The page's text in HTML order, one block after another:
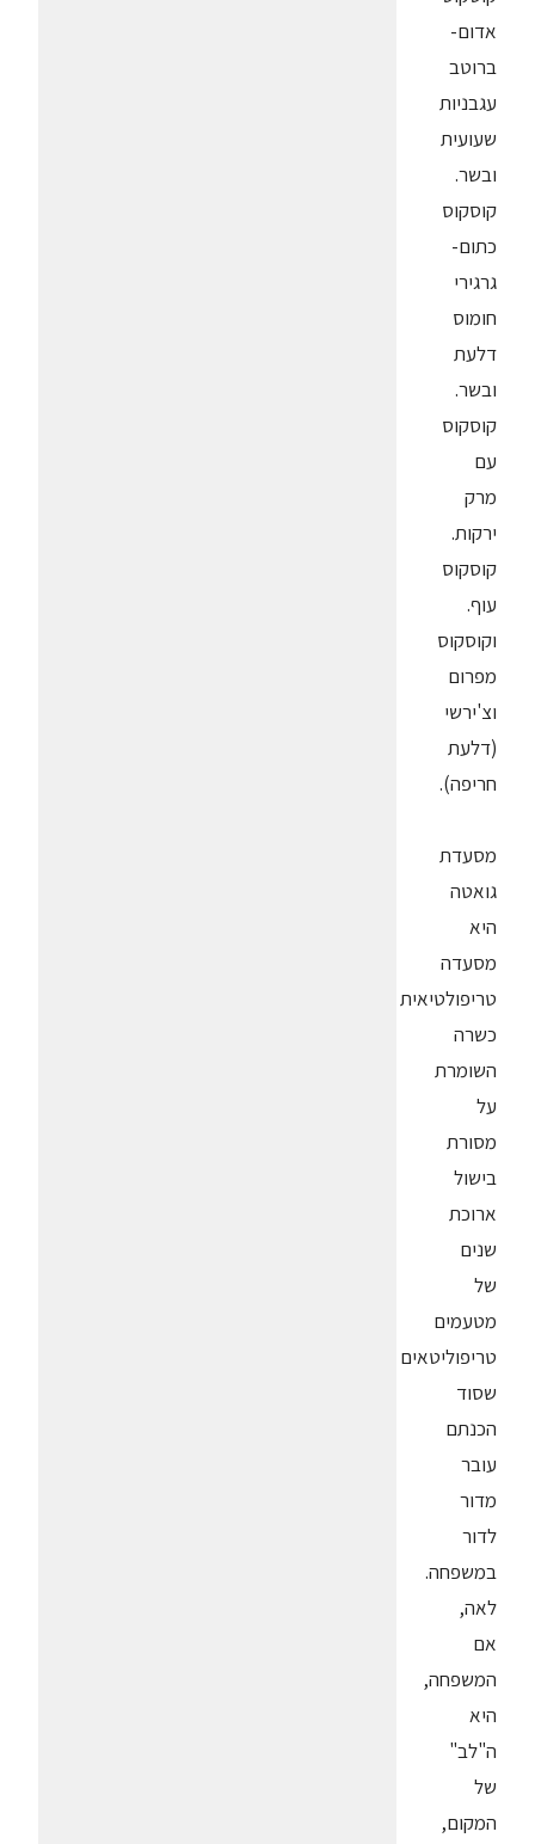
אדום-
ברוטב
עגבניות
שעועית
ובשר.
קוסקוס
כתום-
גרגירי
חומוס
דלעת
ובשר.
קוסקוס
עם
מרק
ירקות.
קוסקוס
עוף.
וקוסקוס
מפרום
וצ'ירשי
(דלעת
חריפה).
מסעדת
גואטה
היא
מסעדה
טריפולטיאית
כשרה
השומרת
על
מסורת
בישול
ארוכת
שנים
של
מטעמים
טריפוליטאים
שסוד
הכנתם
עובר
מדור
לדור
במשפחה.
לאה,
אם
המשפחה,
היא
ה"לב"
של
המקום,